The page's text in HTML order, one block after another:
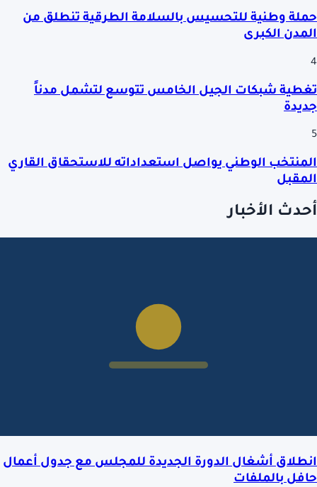
حملة وطنية للتحسيس بالسلامة الطرقية تنطلق من
المدن الكبرى
4
تغطية شبكات الجيل الخامس تتوسع لتشمل مدناً
جديدة
5
المنتخب الوطني يواصل استعداداته للاستحقاق القاري
المقبل
أحدث الأخبار
انطلاق أشغال الدورة الجديدة للمجلس مع جدول أعمال
حافل بالملفات